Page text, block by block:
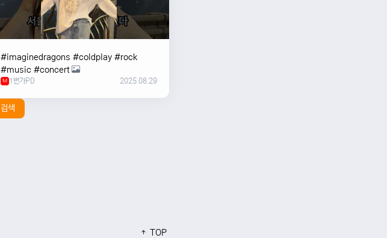
#imaginedragons #coldplay #rock
#music #concert
M 1번가PD 2025.08.29
검색
TOP